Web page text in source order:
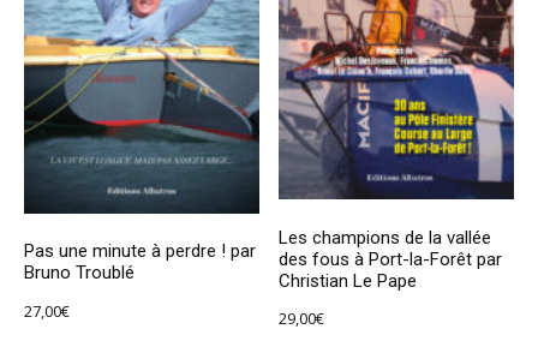
Pas une minute à perdre ! par
Bruno Troublé
27,00€
Les champions de la vallée
des fous à Port-la-Forêt par
Christian Le Pape
29,00€